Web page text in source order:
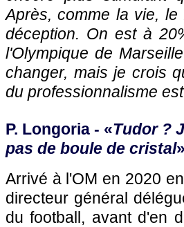
Après, comme la vie,
déception. On est à
l'Olympique de
changer, mais je crois
du professionnalisme
P. Longoria - «Tudor ?
pas de boule de cristal»
Arrivé à l'OM en 2020
directeur général
du football, avant d'en